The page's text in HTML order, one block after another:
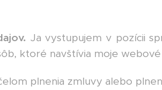
Ja vystupujem v pozícii
ktoré navštívia moje webové
plnenia zmluvy alebo